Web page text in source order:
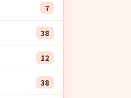
7
38
12
38